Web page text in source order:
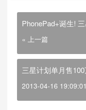
PhonePad+诞生!
« 上一篇
三星计划单月售
2013-04-16 19:09:01